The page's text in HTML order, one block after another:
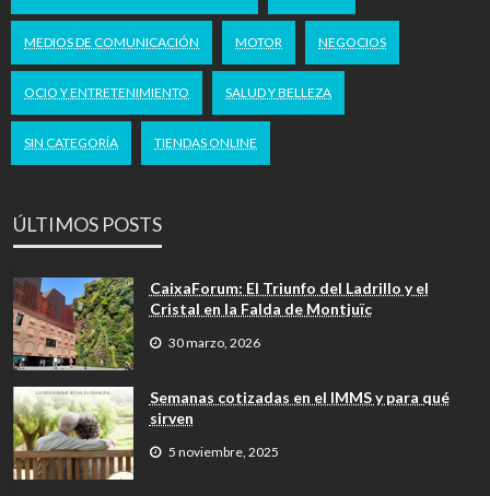
MEDIOS DE COMUNICACIÓN MOTOR NEGOCIOS
OCIO Y ENTRETENIMIENTO SALUD Y BELLEZA
SIN CATEGORÍA TIENDAS ONLINE
ÚLTIMOS POSTS
CaixaForum: El Triunfo del Ladrillo y el
Cristal en la Falda de Montjuïc
30 marzo, 2026
Semanas cotizadas en el IMMS y para qué
sirven
5 noviembre, 2025